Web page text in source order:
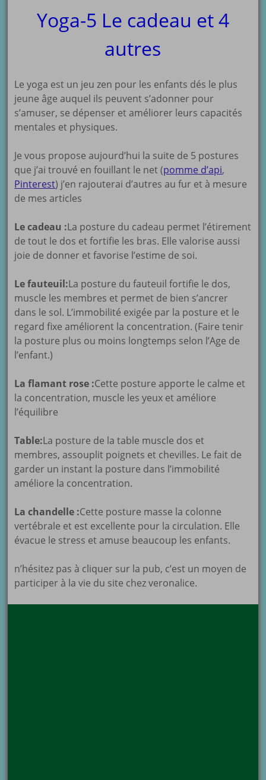
Yoga-5 Le cadeau et 4
autres
Le yoga est un jeu zen pour les enfants dés le plus
jeune âge auquel ils peuvent s’adonner pour
s’amuser, se dépenser et améliorer leurs capacités
mentales et physiques.
Je vous propose aujourd’hui la suite de 5 postures
que j’ai trouvé en fouillant le net (pomme d’api,
Pinterest) j’en rajouterai d’autres au fur et à mesure
de mes articles
Le cadeau :La posture du cadeau permet l’étirement
de tout le dos et fortifie les bras. Elle valorise aussi
joie de donner et favorise l’estime de soi.
Le fauteuil:La posture du fauteuil fortifie le dos,
muscle les membres et permet de bien s’ancrer
dans le sol. L’immobilité exigée par la posture et le
regard fixe améliorent la concentration. (Faire tenir
la posture plus ou moins longtemps selon l’Age de
l’enfant.)
La flamant rose :Cette posture apporte le calme et
la concentration, muscle les yeux et améliore
l’équilibre
Table:La posture de la table muscle dos et
membres, assouplit poignets et chevilles. Le fait de
garder un instant la posture dans l’immobilité
améliore la concentration.
La chandelle :Cette posture masse la colonne
vertébrale et est excellente pour la circulation. Elle
évacue le stress et amuse beaucoup les enfants.
n’hésitez pas à cliquer sur la pub, c’est un moyen de
participer à la vie du site chez veronalice.